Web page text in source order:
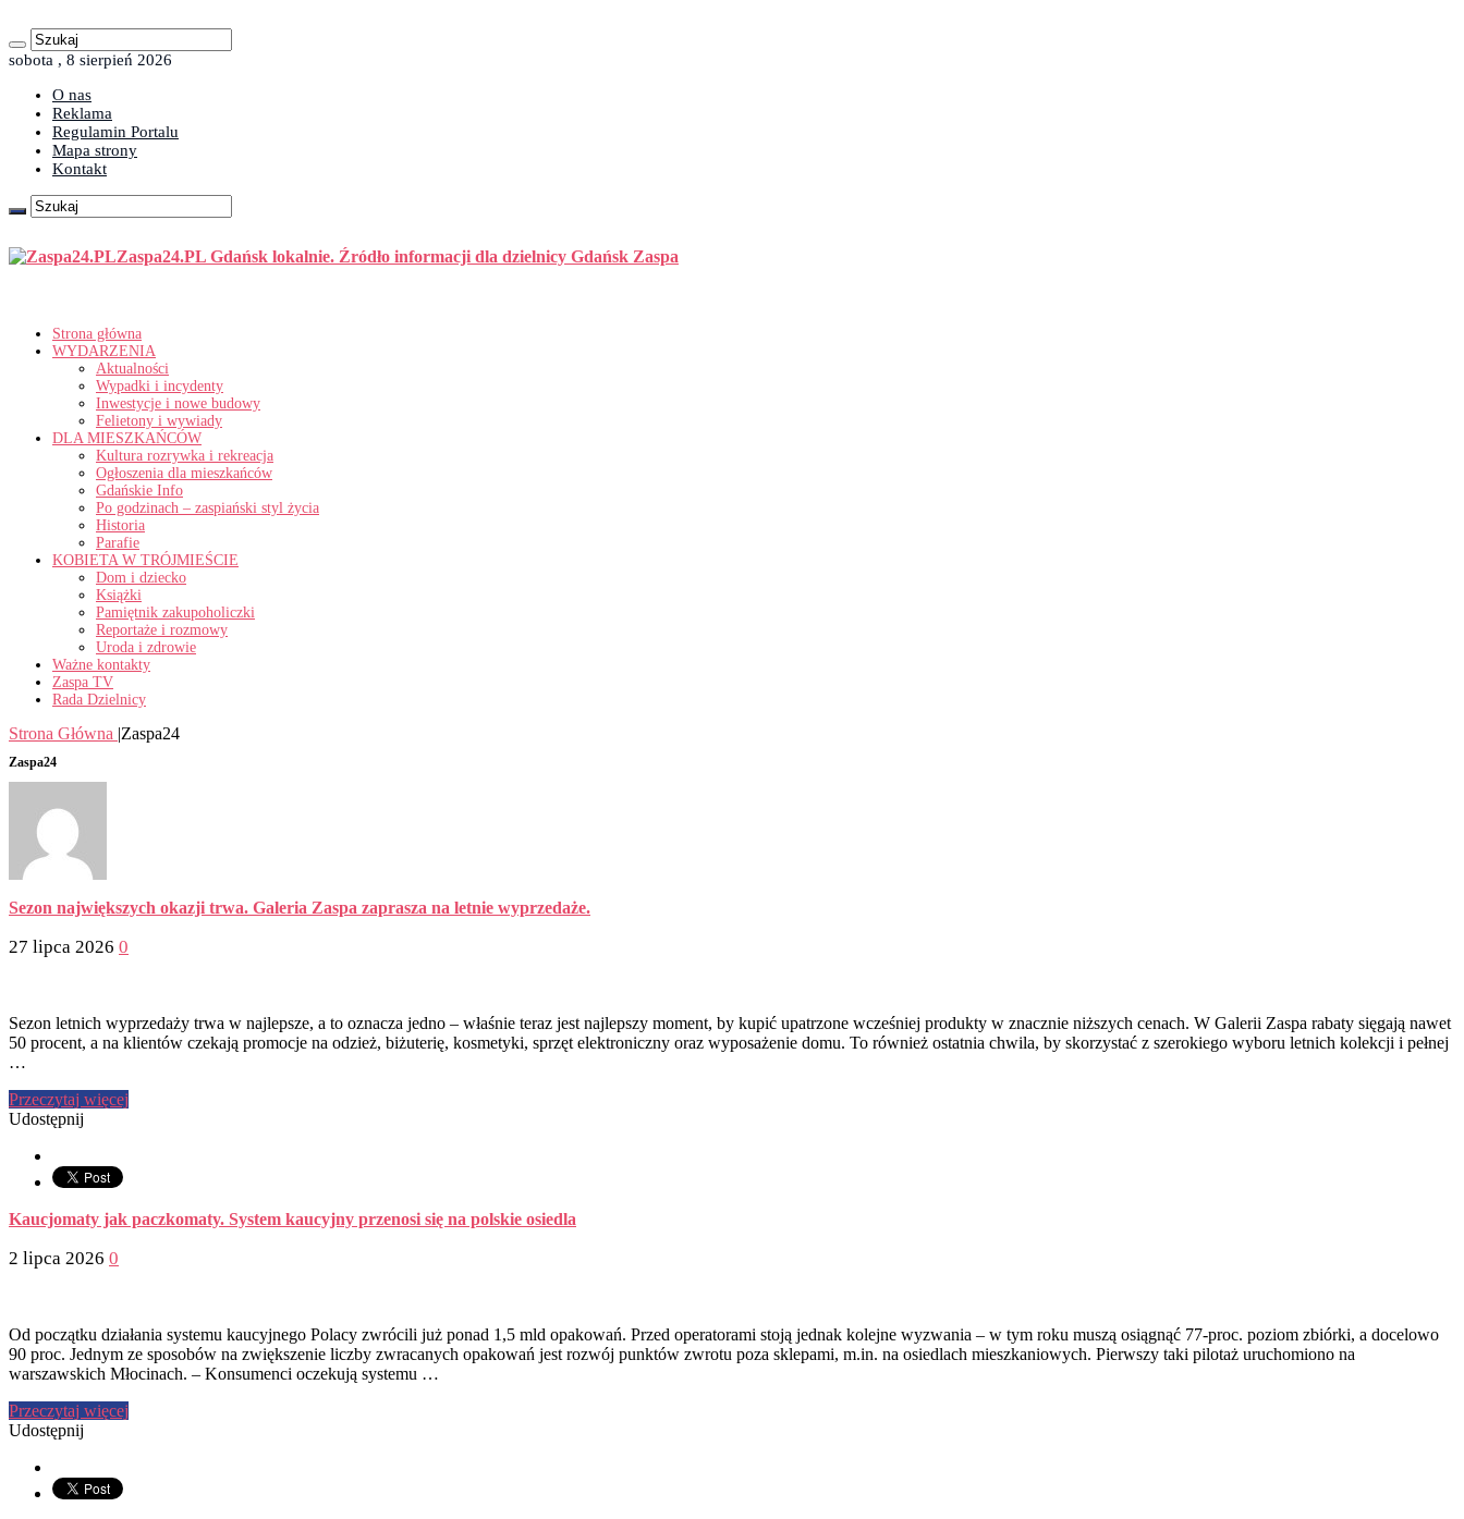
sobota , 8 sierpień 2026
O nas
Reklama
Regulamin Portalu
Mapa strony
Kontakt
Zaspa24.PL Gdańsk lokalnie. Źródło informacji dla dzielnicy Gdańsk Zaspa
Strona główna
WYDARZENIA
Aktualności
Wypadki i incydenty
Inwestycje i nowe budowy
Felietony i wywiady
DLA MIESZKAŃCÓW
Kultura rozrywka i rekreacja
Ogłoszenia dla mieszkańców
Gdańskie Info
Po godzinach – zaspiański styl życia
Historia
Parafie
KOBIETA W TRÓJMIEŚCIE
Dom i dziecko
Książki
Pamiętnik zakupoholiczki
Reportaże i rozmowy
Uroda i zdrowie
Ważne kontakty
Zaspa TV
Rada Dzielnicy
Strona Główna |Zaspa24
Zaspa24
Sezon największych okazji trwa. Galeria Zaspa zaprasza na letnie wyprzedaże.
27 lipca 2026 0
Sezon letnich wyprzedaży trwa w najlepsze, a to oznacza jedno – właśnie teraz jest najlepszy moment, by kupić upatrzone wcześniej produkty w znacznie niższych cenach. W Galerii Zaspa rabaty sięgają nawet
50 procent, a na klientów czekają promocje na odzież, biżuterię, kosmetyki, sprzęt elektroniczny oraz wyposażenie domu. To również ostatnia chwila, by skorzystać z szerokiego wyboru letnich kolekcji i pełnej
…
Przeczytaj więcej
Udostępnij
Kaucjomaty jak paczkomaty. System kaucyjny przenosi się na polskie osiedla
2 lipca 2026 0
Od początku działania systemu kaucyjnego Polacy zwrócili już ponad 1,5 mld opakowań. Przed operatorami stoją jednak kolejne wyzwania – w tym roku muszą osiągnąć 77-proc. poziom zbiórki, a docelowo
90 proc. Jednym ze sposobów na zwiększenie liczby zwracanych opakowań jest rozwój punktów zwrotu poza sklepami, m.in. na osiedlach mieszkaniowych. Pierwszy taki pilotaż uruchomiono na
warszawskich Młocinach. – Konsumenci oczekują systemu …
Przeczytaj więcej
Udostępnij